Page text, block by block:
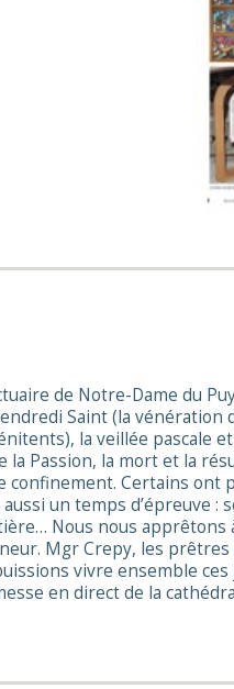
de Notre-Dame du
Saint (la vénération
la veillée pascale
Passion, la mort et la
confinement. Certains ont
un temps d’épreuve :
Nous nous apprêtons
Mgr Crepy, les
vivre ensemble ces
en direct de la